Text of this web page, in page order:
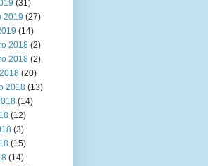
(31)
2019 (27)
(14)
2018 (2)
2018 (2)
(20)
2018 (13)
(14)
(12)
(3)
(15)
(14)